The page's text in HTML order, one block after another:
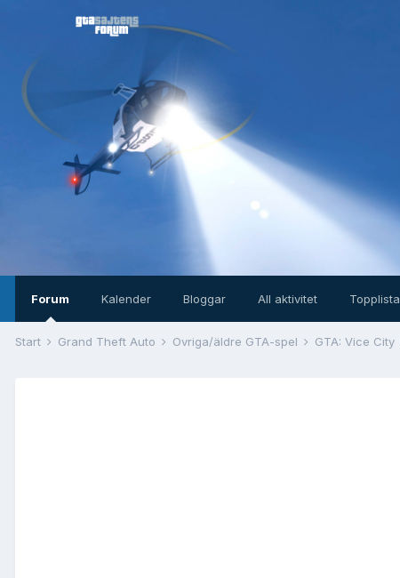
Forum Kalender Bloggar All aktivitet Topplista
Start Grand Theft Auto Övriga/äldre GTA-spel GTA: Vice City